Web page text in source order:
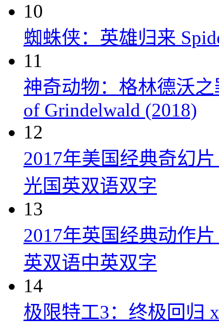
10
蜘蛛侠：英雄归来
11
神奇动物：格林德沃之
of Grindelwald (2018)
12
2017年美国经典奇幻
光国英双语双字
13
2017年英国经典动作
英双语中英双字
14
极限特工3：终极回归